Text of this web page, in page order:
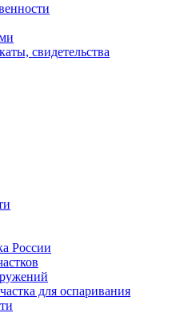
свидетельства
России
для оспаривания